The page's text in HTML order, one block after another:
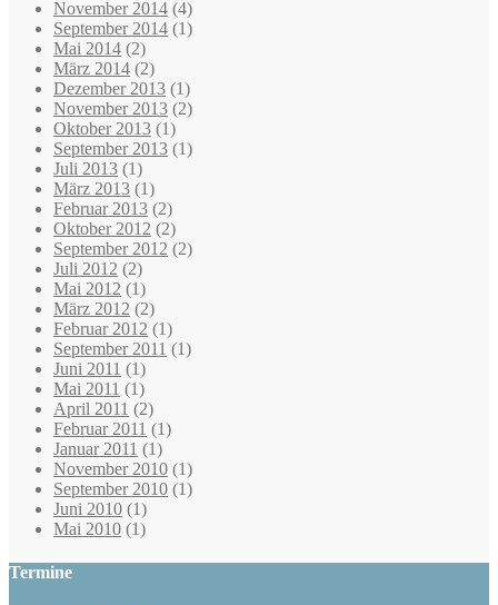
November 2014 (4)
September 2014 (1)
Mai 2014 (2)
März 2014 (2)
Dezember 2013 (1)
November 2013 (2)
Oktober 2013 (1)
September 2013 (1)
Juli 2013 (1)
März 2013 (1)
Februar 2013 (2)
Oktober 2012 (2)
September 2012 (2)
Juli 2012 (2)
Mai 2012 (1)
März 2012 (2)
Februar 2012 (1)
September 2011 (1)
Juni 2011 (1)
Mai 2011 (1)
April 2011 (2)
Februar 2011 (1)
Januar 2011 (1)
November 2010 (1)
September 2010 (1)
Juni 2010 (1)
Mai 2010 (1)
Termine